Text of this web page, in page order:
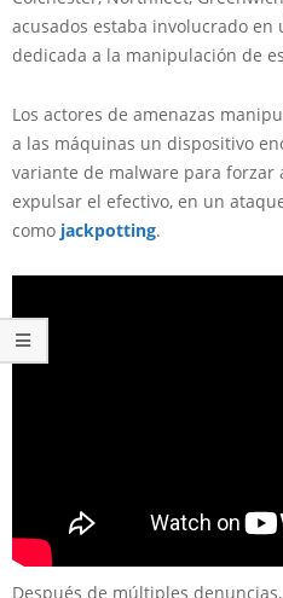
acusados estaba involucrado
dedicada a la manipulación de
Los actores de amenazas
a las máquinas un dispositivo
variante de malware para forzar
expulsar el efectivo, en un
como jackpotting.
Después de múltiples